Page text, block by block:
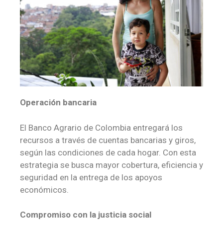
Operación bancaria
El Banco Agrario de Colombia entregará los
recursos a través de cuentas bancarias y giros,
según las condiciones de cada hogar. Con esta
estrategia se busca mayor cobertura, eficiencia y
seguridad en la entrega de los apoyos
económicos.
Compromiso con la justicia social